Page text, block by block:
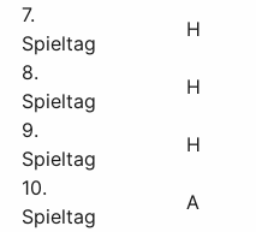
7.
Spieltag
H
8.
Spieltag
H
9.
Spieltag
H
10.
Spieltag
A